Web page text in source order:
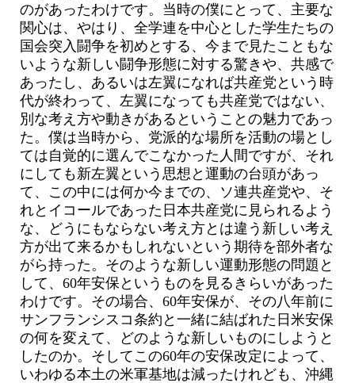
のがあったわけです。当時の僕にとって、主要な
関心は、やはり、全学連を中心とした学生たちの
国会突入闘争を初めとする、今まで見たこともな
いような新しい闘争形態に対する驚きや、共感で
あったし、あるいは左翼になれば共産党という時
代が終わって、左翼になっても共産党ではない、
別な考え方や動きがあるということの魅力であっ
た。僕は当時から、党派的な場所を活動の場とし
ては自覚的に選んでこなかった人間ですが、それ
にしても新左翼という思想と運動の台頭があっ
て、この中には何か今までの、ソ連共産党や、そ
れとイコールであった日本共産党に見られるよう
な、どうにもならない考え方とは違う新しい考え
方が出て来るかもしれないという期待を部外者な
がら持った。そのような新しい運動形態の問題と
して、60年安保というものを見るきらいがあった
わけです。その場合、60年安保が、その八年前に
サンフランシスコ条約と一緒に結ばれた日米安保
の何を変えて、どのような新しいものにしようと
したのか。そしてこの60年の安保改定によって、
いわゆる本土の米軍基地は減ったけれども、沖縄